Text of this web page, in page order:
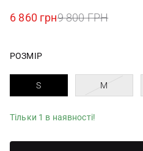
6 860 грн9 800 ГРН
РОЗМІР
S M
Тільки 1 в наявності!